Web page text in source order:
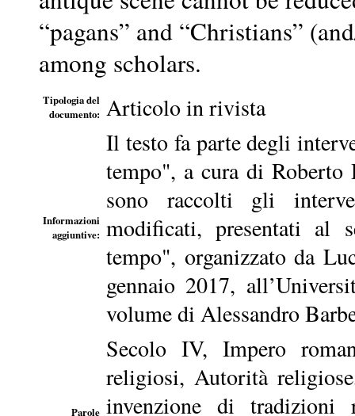
“pagans” and “Christians”
among scholars.
Tipologia del
documento: Articolo in rivista
Informazioni
aggiuntive:
Il testo fa parte degli
tempo", a cura di
sono raccolti gli
modificati, presentati al
tempo", organizzato da
gennaio 2017,
volume di Alessandro
Parole
Secolo IV, Impero
religiosi, Autorità
invenzione di tradizioni